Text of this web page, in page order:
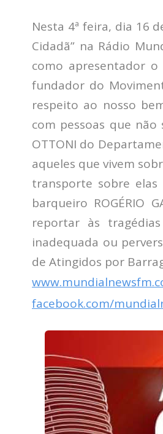
Nesta 4ª feira, dia 16
Cidadã” na Rádio
como apresentador o
fundador do
respeito ao nosso
com pessoas que
OTTONI do
aqueles que vivem
transporte sobre
barqueiro ROGÉRIO
reportar às
inadequada ou
de Atingidos por
facebook.com/